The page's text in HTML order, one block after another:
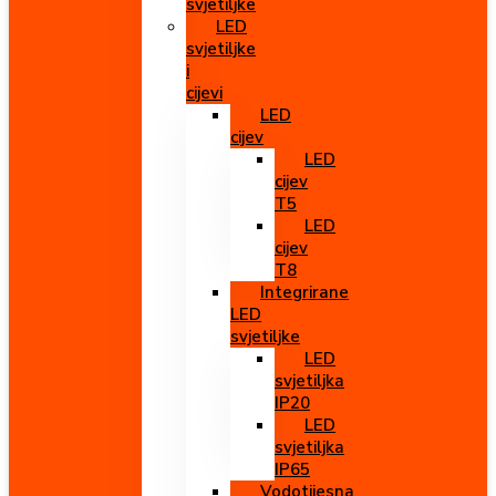
svjetiljke
LED
svjetiljke
i
cijevi
LED
cijev
LED
cijev
T5
LED
cijev
T8
Integrirane
LED
svjetiljke
LED
svjetiljka
IP20
LED
svjetiljka
IP65